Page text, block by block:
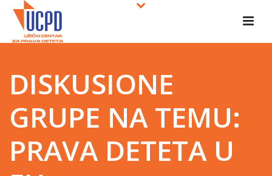
DISKUSIONE
GRUPE NA TEMU:
PRAVA DETETA U